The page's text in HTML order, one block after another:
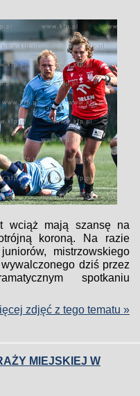
wciąż mają szansę na
koroną. Na razie
mistrzowskiego
dziś przez
spotkaniu
zdjęć z tego tematu »
MIEJSKIEJ W